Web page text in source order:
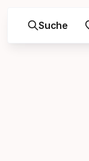
Suche